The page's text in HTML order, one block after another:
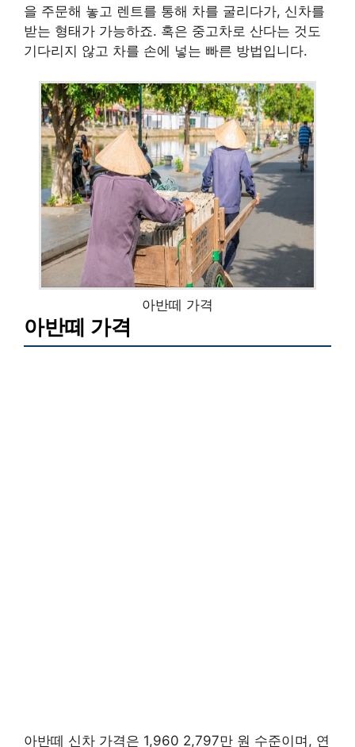
을 주문해 놓고 렌트를 통해 차를 굴리다가, 신차를
받는 형태가 가능하죠. 혹은 중고차로 산다는 것도
기다리지 않고 차를 손에 넣는 빠른 방법입니다.
아반떼 가격
아반떼 가격
아반떼 신차 가격은 1,960 2,797만 원 수준이며, 연